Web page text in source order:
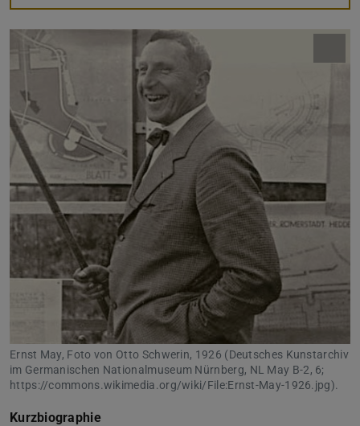
Ernst May, Foto von Otto Schwerin, 1926 (Deutsches Kunstarchiv
im Germanischen Nationalmuseum Nürnberg, NL May B-2, 6;
https://commons.wikimedia.org/wiki/File:Ernst-May-1926.jpg).
Kurzbiographie